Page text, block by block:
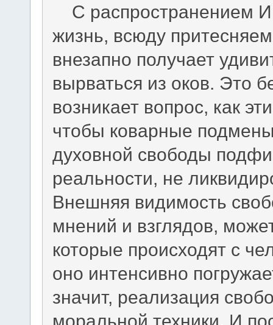
С распространением
жизнь, всюду
внезапно получает
вырваться из оков. Это
возникает вопрос, как
чтобы коварные
духовной свободы
реальности, не
Внешняя видимость
мнений и взглядов,
которые происходят с
оно интенсивно
значит, реализация
моральной техники. И